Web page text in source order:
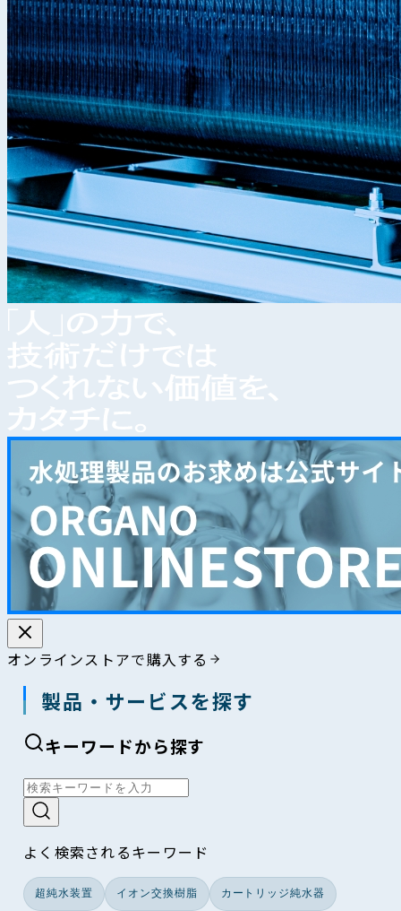
オンラインストアで購入する
製品・サービスを探す
キーワードから探す
よく検索されるキーワード
超純水装置 イオン交換樹脂 カートリッジ純水器